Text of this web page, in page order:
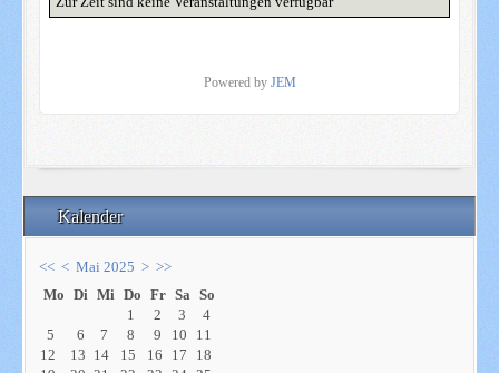
Kalender
<< < Mai 2025 > >>
Mo Di Mi Do Fr Sa So
1
2 3
4
5
6 7 8 9 10
11
12
13 14 15 16 17
18
Powered by JEM